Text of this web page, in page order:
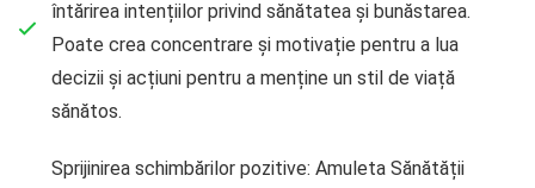
întărirea intențiilor privind sănătatea și bunăstarea.
Poate crea concentrare și motivație pentru a lua
decizii și acțiuni pentru a menține un stil de viață
sănătos.
Sprijinirea schimbărilor pozitive: Amuleta Sănătății